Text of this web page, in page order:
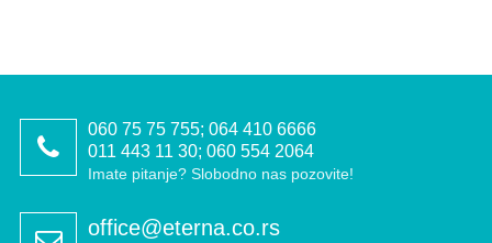
060 75 75 755; 064 410 6666
011 443 11 30; 060 554 2064
Imate pitanje? Slobodno nas pozovite!
office@eterna.co.rs